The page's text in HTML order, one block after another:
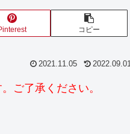
コピー
2021.11.05 2022.09.01
ご了承ください。